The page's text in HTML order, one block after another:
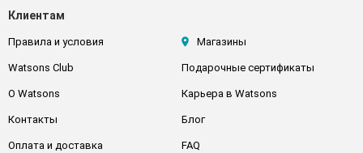
Клиентам
Правила и условия Магазины
Watsons Club Подарочные сертификаты
О Watsons Карьера в Watsons
Контакты Блог
Оплата и доставка FAQ